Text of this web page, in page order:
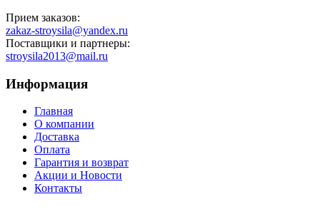
Прием заказов:
zakaz-stroysila@yandex.ru
Поставщики и партнеры:
stroysila2013@mail.ru
Информация
Главная
О компании
Доставка
Оплата
Гарантия и возврат
Акции и Новости
Контакты